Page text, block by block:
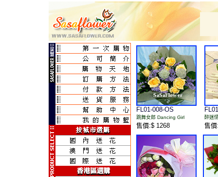
FL01-008-OS
跳舞女郎 Dancing Girl
售價:$ 1268
醉迷
售